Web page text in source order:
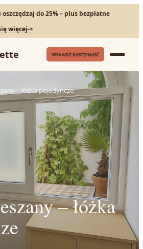
do 25% – plus bezpłatne
więcej->
SPRAWDŹ DOSTĘPNOŚĆ
– łóżka pojedyncze
– łóżka